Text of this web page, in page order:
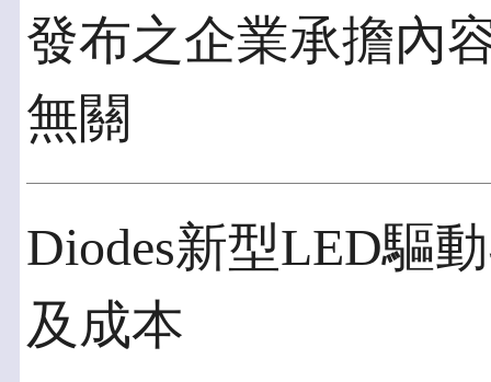
發布之企業承擔內
無關
Diodes新型LED驅
及成本